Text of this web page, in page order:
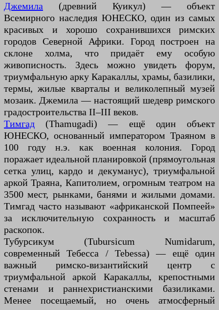
Джемила (древний Куикул) — объект
Всемирного наследия ЮНЕСКО, один из самых
красивых и хорошо сохранившихся римских
городов Северной Африки. Город построен на
склоне холма, что придаёт ему особую
живописность. Здесь можно увидеть форум,
триумфальную арку Каракаллы, храмы, базилики,
термы, жилые кварталы и великолепный музей
мозаик. Джемила — настоящий шедевр римского
градостроительства II–III веков.
Тимгад (Thamugadi) — ещё один объект
ЮНЕСКО, основанный императором Траяном в
100 году н.э. как военная колония. Город
поражает идеальной планировкой (прямоугольная
сетка улиц, кардо и декуманус), триумфальной
аркой Траяна, Капитолием, огромным театром на
3500 мест, рынками, банями и жилыми домами.
Тимгад часто называют «африканской Помпеей»
за исключительную сохранность и масштаб
раскопок.
Тубурсикум (Tubursicum Numidarum,
современный Тебесса / Tebessa) — ещё один
важный римско-византийский центр с
триумфальной аркой Каракаллы, крепостными
стенами и раннехристианскими базиликами.
Менее посещаемый, но очень атмосферный